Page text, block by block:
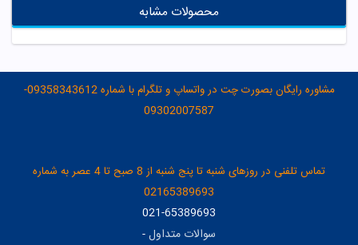
محصولات مشابه
مشاوره رایگان بصورت چت در واتساپ و تلگرام با شماره 09358343612-
09302007587
تماس تلفنی در روزهای شنبه تا پنج شنبه از 8 صبح تا 4 عصر به شماره
02165389693
021-65389693
سوالات متداول-